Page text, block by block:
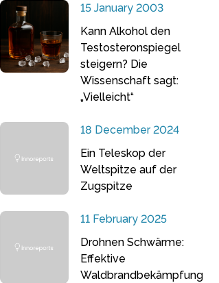
15 January 2003
Kann Alkohol den
Testosteronspiegel
steigern? Die
Wissenschaft sagt:
„Vielleicht“
18 December 2024
Ein Teleskop der
Weltspitze auf der
Zugspitze
11 February 2025
Drohnen Schwärme:
Effektive
Waldbrandbekämpfung